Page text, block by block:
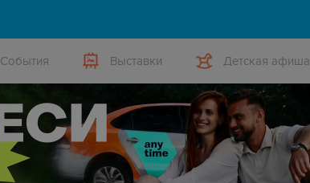
События Выставки Детская афиша